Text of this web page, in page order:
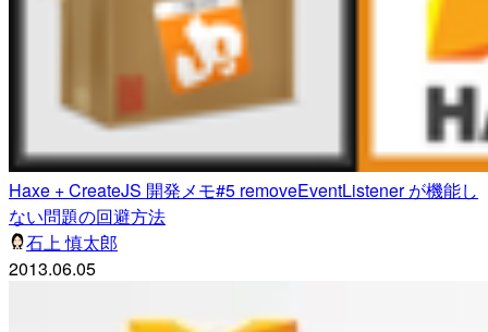
Haxe + CreateJS 開発メモ#5 removeEventListener が機能し
ない問題の回避方法
石上 慎太郎
2013.06.05